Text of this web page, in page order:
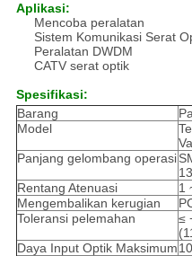
Aplikasi:
Mencoba peralatan
Sistem Komunikasi Serat
Peralatan DWDM
CATV serat optik
Spesifikasi:
Barang
Model
Panjang gelombang operasi
Rentang Atenuasi
1
Mengembalikan kerugian
Toleransi pelemahan
≤
Daya Input Optik Maksimum